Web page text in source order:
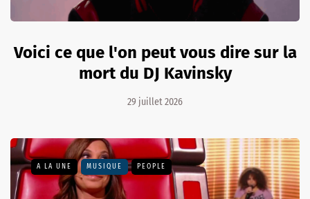
Voici ce que l'on peut vous dire sur la
mort du DJ Kavinsky
29 juillet 2026
A LA UNE MUSIQUE PEOPLE